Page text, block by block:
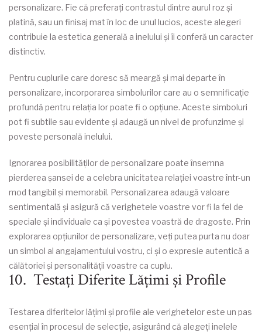
personalizare. Fie că preferați contrastul dintre aurul roz și
platină, sau un finisaj mat în loc de unul lucios, aceste alegeri
contribuie la estetica generală a inelului și îi conferă un caracter
distinctiv.
Pentru cuplurile care doresc să meargă și mai departe în
personalizare, incorporarea simbolurilor care au o semnificație
profundă pentru relația lor poate fi o opțiune. Aceste simboluri
pot fi subtile sau evidente și adaugă un nivel de profunzime și
poveste personală inelului.
Ignorarea posibilităților de personalizare poate însemna
pierderea șansei de a celebra unicitatea relației voastre într-un
mod tangibil și memorabil. Personalizarea adaugă valoare
sentimentală și asigură că verighetele voastre vor fi la fel de
speciale și individuale ca și povestea voastră de dragoste. Prin
explorarea opțiunilor de personalizare, veți putea purta nu doar
un simbol al angajamentului vostru, ci și o expresie autentică a
călătoriei și personalității voastre ca cuplu.
10. Testați Diferite Lățimi și Profile
Testarea diferitelor lățimi și profile ale verighetelor este un pas
esențial în procesul de selecție, asigurând că alegeți inelele